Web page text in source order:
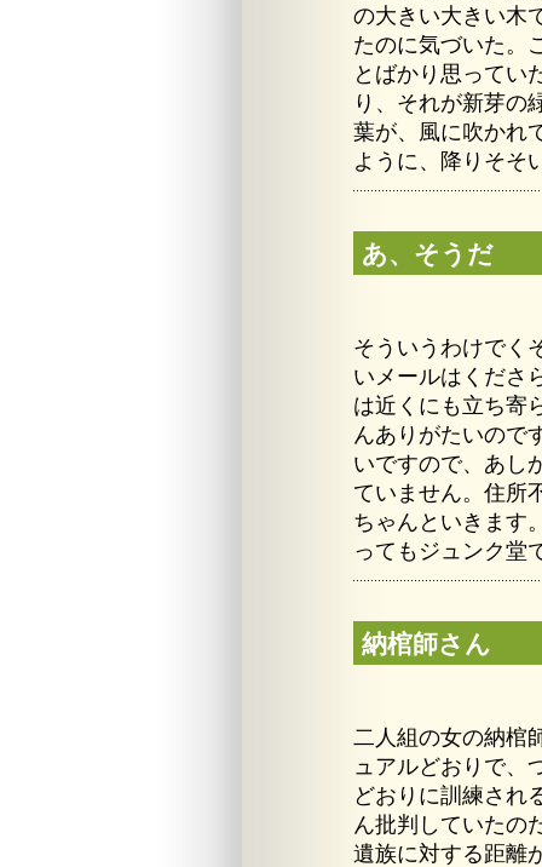
の大きい大きい木
たのに気づいた。
とばかり思ってい
り、それが新芽の
葉が、風に吹かれ
ように、降りそそ
あ、そうだ
そういうわけでく
いメールはくださ
は近くにも立ち寄
んありがたいので
いですので、あし
ていません。住所
ちゃんといきます
ってもジュンク堂
納棺師さん
二人組の女の納棺
ュアルどおりで、
どおりに訓練され
ん批判していたの
遺族に対する距離